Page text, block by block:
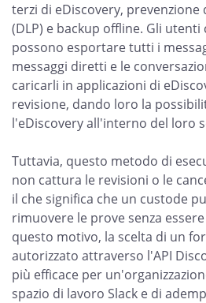
terzi di eDiscovery,
(DLP) e backup offline. Gli
possono esportare tutti i
messaggi diretti e le
caricarli in applicazioni di
revisione, dando loro la
l'eDiscovery all'interno del loro
Tuttavia, questo metodo di
non cattura le revisioni o le
il che significa che un custode
rimuovere le prove senza
questo motivo, la scelta di un
autorizzato attraverso l'API
più efficace per
spazio di lavoro Slack e di